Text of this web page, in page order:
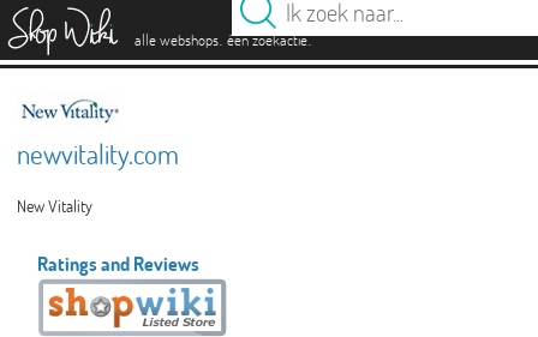
alle webshops. één zoekactie.
newvitality.com
New Vitality
Ratings and Reviews